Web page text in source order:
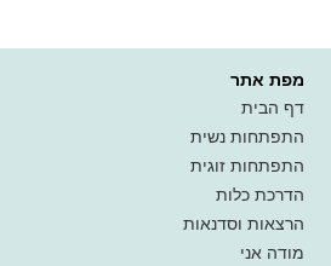
מפת אתר
דף הבית
התפתחות נשית
התפתחות זוגית
הדרכת כלות
הרצאות וסדנאות
מודה אני